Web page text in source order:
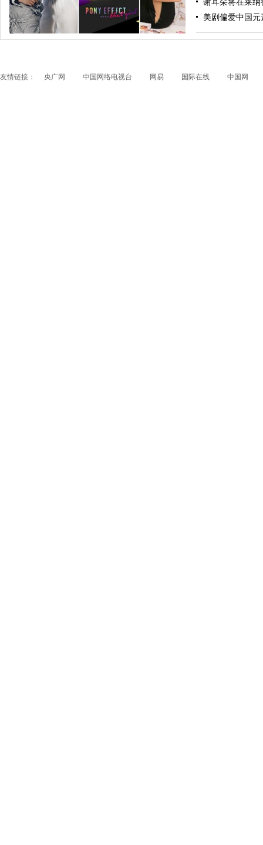
跟随电影去旅行：布拉格 在这里邂逅特工、寻找浪漫
美剧偏爱中国
友情链接： 央广网 中国网络电视台 网易 国际在线 中国网